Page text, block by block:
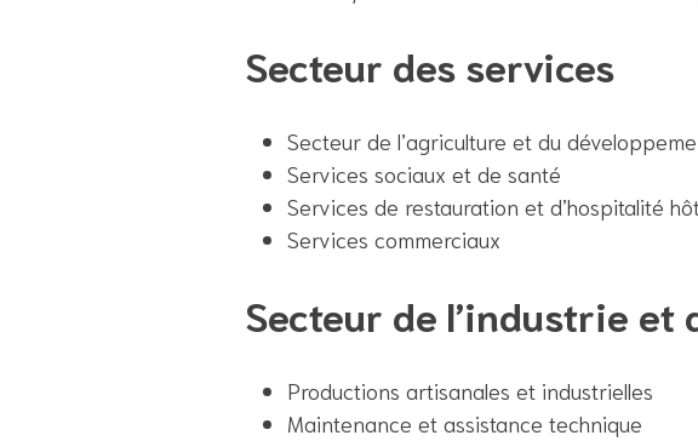
Secteur des services
Secteur de l’agriculture et du
Services sociaux et de santé
Services de restauration et d’hospitalité
Services commerciaux
Secteur de l’industrie et
Productions artisanales et industrielles
Maintenance et assistance technique